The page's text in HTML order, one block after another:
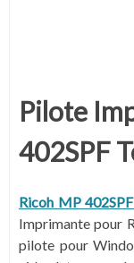
Pilote
402SPF
Ricoh MP
Imprimante pour
pilote pour